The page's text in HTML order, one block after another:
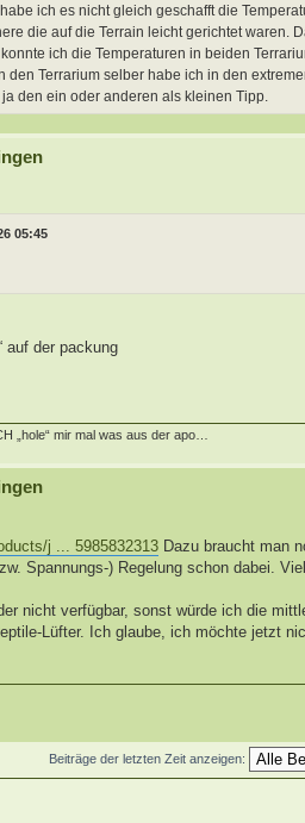
ich es nicht gleich geschafft die
die auf die Terrain leicht gerichtet waren.
ich die Temperaturen in beiden
den Terrarium selber habe ich in den
den ein oder anderen als kleinen Tipp.
05:45
auf der packung
„hole“ mir mal was aus der apo…
j ... 5985832313 Dazu braucht man
Spannungs-) Regelung schon dabei.
nicht verfügbar, sonst würde ich die
Lüfter. Ich glaube, ich möchte jetzt
Beiträge der letzten Zeit anzeigen: